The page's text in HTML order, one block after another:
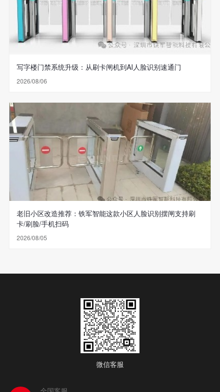
写字楼门禁系统升级：从刷卡闸机到AI人脸识别速通门
2026/08/06
老旧小区改造推荐：铁军智能这款小区人脸识别摆闸支持刷
卡/刷脸/手机扫码
2026/08/05
微信客服